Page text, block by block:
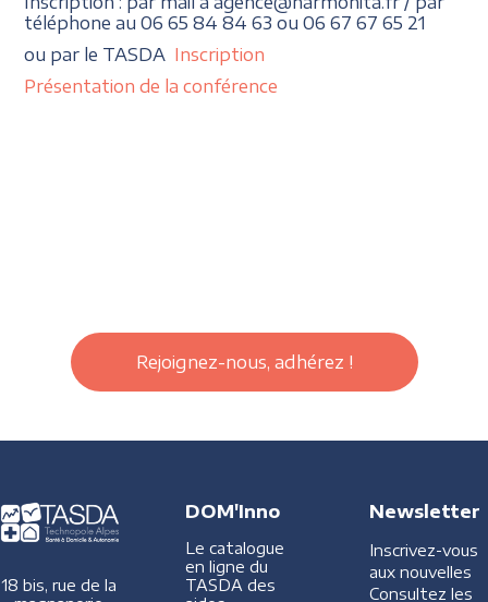
téléphone au 06 65 84 84 63 ou 06 67 67 65 21
ou par le TASDA Inscription
Présentation de la conférence
Rejoignez-nous, adhérez !
18 bis, rue de la
DOM'Inno
Le catalogue
en ligne du
TASDA des
Newsletter
Inscrivez-vous
aux nouvelles
Consultez les